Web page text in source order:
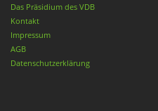
Das Präsidium des VDB
Kontakt
Impressum
AGB
Datenschutzerklärung